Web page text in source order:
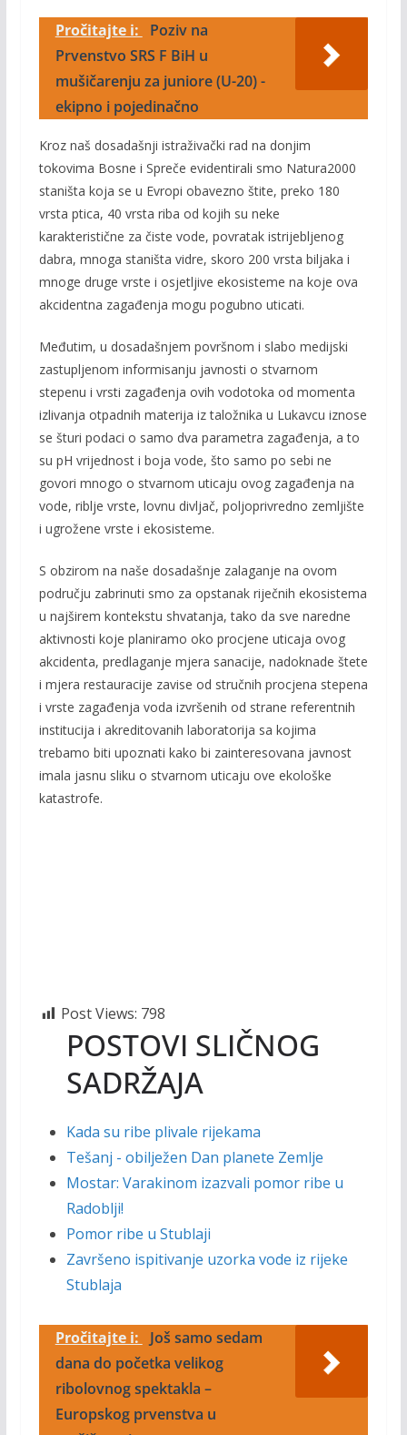
Pročitajte i:
Poziv na
Prvenstvo SRS F BiH u
mušičarenju za juniore (U-20) -
ekipno i pojedinačno
Kroz naš dosadašnji istraživački rad na donjim
tokovima Bosne i Spreče evidentirali smo Natura2000
staništa koja se u Evropi obavezno štite, preko 180
vrsta ptica, 40 vrsta riba od kojih su neke
karakteristične za čiste vode, povratak istrijebljenog
dabra, mnoga staništa vidre, skoro 200 vrsta biljaka i
mnoge druge vrste i osjetljive ekosisteme na koje ova
akcidentna zagađenja mogu pogubno uticati.
Međutim, u dosadašnjem površnom i slabo medijski
zastupljenom informisanju javnosti o stvarnom
stepenu i vrsti zagađenja ovih vodotoka od momenta
izlivanja otpadnih materija iz taložnika u Lukavcu iznose
se šturi podaci o samo dva parametra zagađenja, a to
su pH vrijednost i boja vode, što samo po sebi ne
govori mnogo o stvarnom uticaju ovog zagađenja na
vode, riblje vrste, lovnu divljač, poljoprivredno zemljište
i ugrožene vrste i ekosisteme.
S obzirom na naše dosadašnje zalaganje na ovom
području zabrinuti smo za opstanak riječnih ekosistema
u najširem kontekstu shvatanja, tako da sve naredne
aktivnosti koje planiramo oko procjene uticaja ovog
akcidenta, predlaganje mjera sanacije, nadoknade štete
i mjera restauracije zavise od stručnih procjena stepena
i vrste zagađenja voda izvršenih od strane referentnih
institucija i akreditovanih laboratorija sa kojima
trebamo biti upoznati kako bi zainteresovana javnost
imala jasnu sliku o stvarnom uticaju ove ekološke
katastrofe.
Post Views: 798
POSTOVI SLIČNOG
SADRŽAJA
Kada su ribe plivale rijekama
Tešanj - obilježen Dan planete Zemlje
Mostar: Varakinom izazvali pomor ribe u
Radoblji!
Pomor ribe u Stublaji
Završeno ispitivanje uzorka vode iz rijeke
Stublaja
Pročitajte i:
Još samo sedam
dana do početka velikog
ribolovnog spektakla –
Europskog prvenstva u